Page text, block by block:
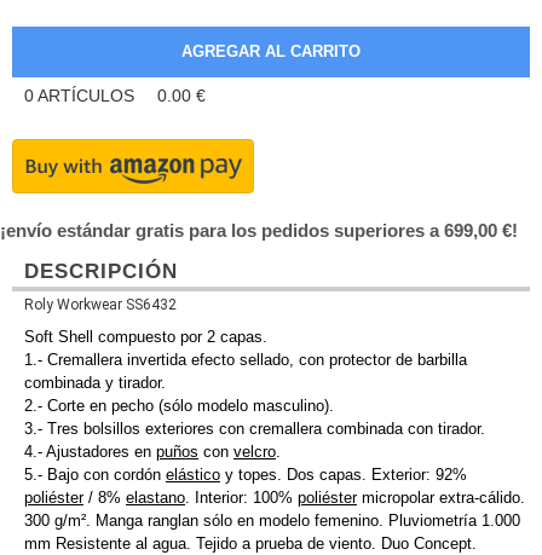
0ARTÍCULOS 0.00 €
¡envío estándar gratis para los pedidos superiores a 699,00 €!
DESCRIPCIÓN
Roly Workwear SS6432
Soft Shell compuesto por 2 capas.
1.- Cremallera invertida efecto sellado, con protector de barbilla
combinada y tirador.
2.- Corte en pecho (sólo modelo masculino).
3.- Tres bolsillos exteriores con cremallera combinada con tirador.
4.- Ajustadores en puños con velcro.
5.- Bajo con cordón elástico y topes. Dos capas. Exterior: 92%
poliéster/ 8% elastano. Interior: 100% poliéstermicropolar extra-cálido.
300 g/m². Manga ranglan sólo en modelo femenino. Pluviometría 1.000
mm Resistente al agua. Tejido a prueba de viento. Duo Concept.